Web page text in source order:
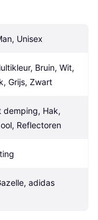
Unisex
Bruin, Wit,
Grijs, Zwart
demping, Hak,
Reflectoren
adidas